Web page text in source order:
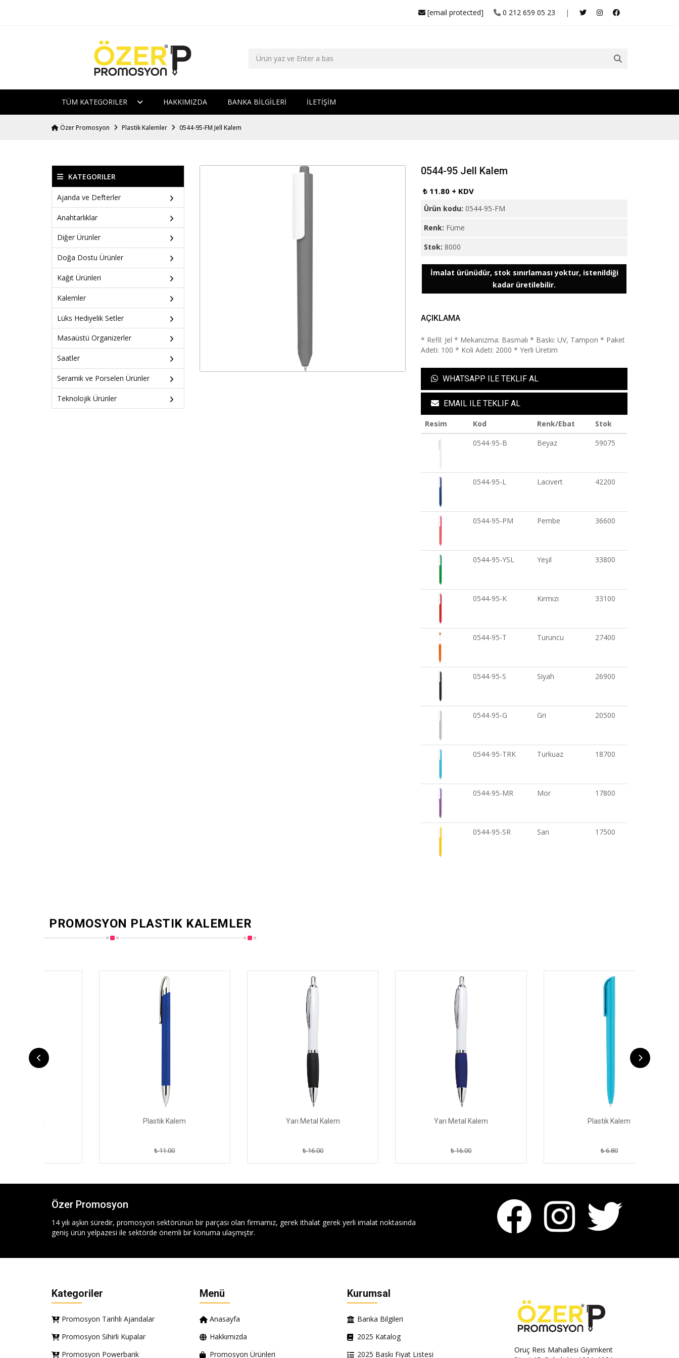
|
0 212 659 05 23
[email protected]
TÜM KATEGORILER HAKKIMIZDA BANKA BİLGİLERİ İLETİŞİM
Özer Promosyon Plastik Kalemler 0544-95-FM Jell Kalem
KATEGORILER
Ajanda ve Defterler
Anahtarlıklar
Diğer Ürünler
Doğa Dostu Ürünler
Kağıt Ürünleri
Kalemler
Lüks Hediyelik Setler
Masaüstü Organizerler
Saatler
Seramik ve Porselen Ürünler
Teknolojik Ürünler
0544-95 Jell Kalem
₺ 11.80 + KDV
Ürün kodu: 0544-95-FM
Renk: Füme
Stok: 8000
İmalat ürünüdür, stok sınırlaması yoktur, istenildiği
kadar üretilebilir.
AÇIKLAMA
* Refil: Jel * Mekanizma: Basmalı * Baskı: UV, Tampon * Paket
Adeti: 100 * Koli Adeti: 2000 * Yerli Üretim
WHATSAPP ILE TEKLIF AL
EMAIL ILE TEKLIF AL
Resim Kod Renk/Ebat
Stok
0544-95-B
Beyaz 59075
0544-95-L Lacivert 42200
0544-95-PM Pembe 36600
0544-95-YSL Yeşil 33800
0544-95-K Kırmızı 33100
0544-95-T Turuncu 27400
0544-95-S Siyah 26900
0544-95-G Gri 20500
0544-95-TRK Turkuaz 18700
0544-95-MR Mor 17800
0544-95-SR Sarı 17500
PROMOSYON PLASTIK KALEMLER
Yarı Metal Kalem Yarı Metal Kalem
Özer Promosyon
14 yılı aşkın süredir, promosyon sektörünün bir parçası olan firmamız, gerek ithalat gerek yerli imalat noktasında
geniş ürün yelpazesi ile sektörde önemli bir konuma ulaşmıştır.
Kategoriler
Promosyon Tarihli Ajandalar
Promosyon Sihirli Kupalar
Promosyon Powerbank
Menü
Anasayfa
Hakkımızda
Promosyon Ürünleri
Kurumsal
Banka Bilgileri
2025 Katalog
2025 Baskı Fiyat Listesi
Oruç Reis Mahallesi Giyimkent